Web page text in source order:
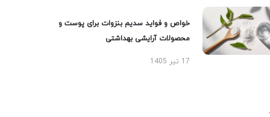
خواص و فواید سدیم بنزوات برای پوست و
محصولات آرایشی بهداشتی
17 تیر 1405